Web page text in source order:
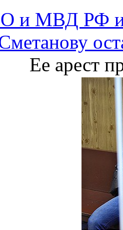
и МВД РФ
Ее арест